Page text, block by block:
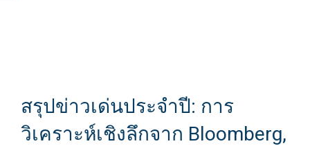
สรุปข่าวเด่นประจำปี: การ
วิเคราะห์เชิงลึกจาก Bloomberg,